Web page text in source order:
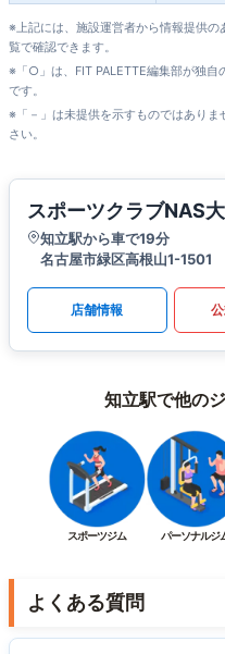
※上記には、施設運営者から情報提供
覧で確認できます。
※「○」は、FIT PALETTE編集部が独自
です。
※「－」は未提供を示すものではあり
さい。
スポーツクラブNAS
知立駅から車で19分
名古屋市緑区高根山1-1501
店舗情報
知立駅で他の
スポーツジム パーソナルジ
よくある質問